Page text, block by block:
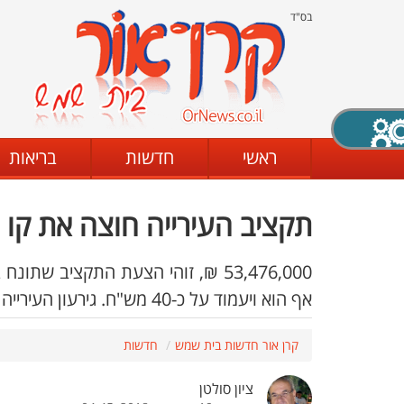
בס"ד
ראשי חדשות בריאות
תקציב העירייה חוצה את
53,476,000 ₪, זוהי הצעת
אף הוא ויעמוד על כ-40 מש"ח. גירעון העירייה כ-58 מיליון לא כולל הלוואות והתחייבויות
קרן אור חדשות בית שמש חדשות
ציון סולטן
X סגירה
מצב שחור - לבן קביעת ניגודיות